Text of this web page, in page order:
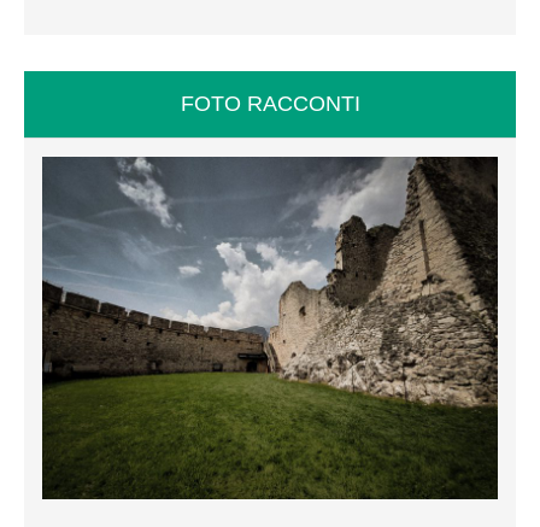
FOTO RACCONTI